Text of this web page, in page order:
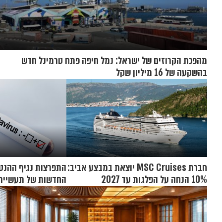
מהפכת הקרוזים של ישראל: נמל חיפה פתח טרמינל חדש
בהשקעה של 16 מיליון שקל
חברת MSC Cruises יוצאת במבצע אביב:
10% הנחה על הפלגות עד 2027
התפרצות נגיף
החדשות של